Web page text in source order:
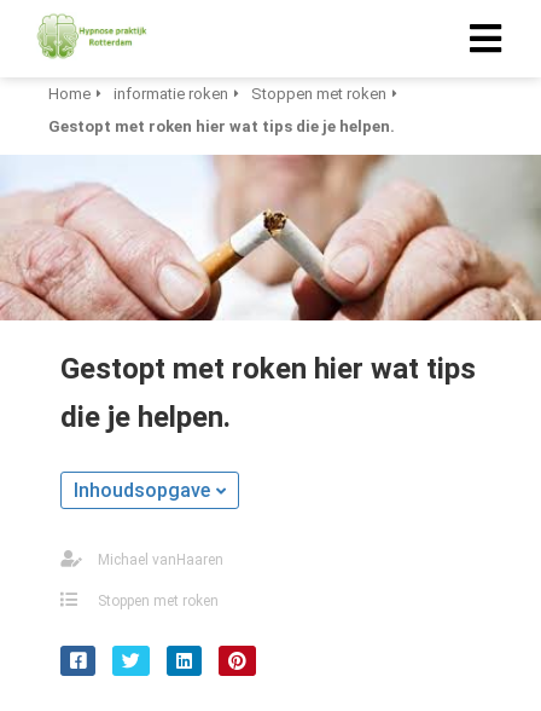
Home informatie roken
Stoppen met roken
Gestopt met roken hier wat tips die je helpen.
Gestopt met roken hier wat tips
die je helpen.
Inhoudsopgave
Michael vanHaaren
Stoppen met roken
om